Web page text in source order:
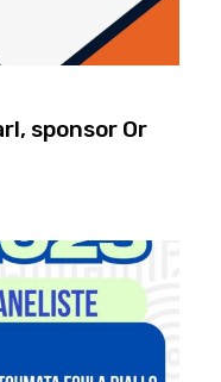
sponsor Or